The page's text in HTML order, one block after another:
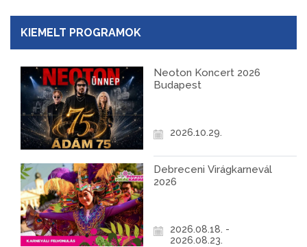
KIEMELT PROGRAMOK
Neoton Koncert 2026
Budapest
2026.10.29.
Debreceni Virágkarnevál
2026
2026.08.18. -
2026.08.23.